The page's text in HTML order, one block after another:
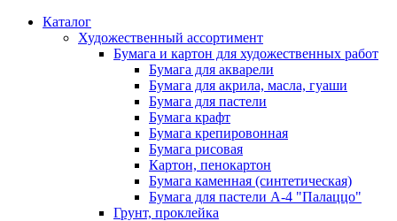
Каталог
Художественный ассортимент
Бумага и картон для художественных работ
Бумага для акварели
Бумага для акрила, масла, гуаши
Бумага для пастели
Бумага крафт
Бумага крепировонная
Бумага рисовая
Картон, пенокартон
Бумага каменная (синтетическая)
Бумага для пастели А-4 "Палаццо"
Грунт, проклейка